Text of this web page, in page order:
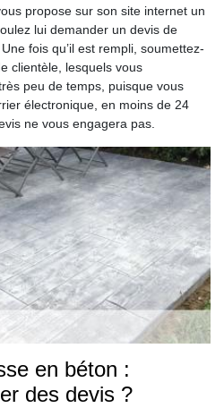
propose sur son site internet un
lui demander un devis de
fois qu’il est rempli, soumettez-
clientèle, lesquels vous
peu de temps, puisque vous
électronique, en moins de 24
ne vous engagera pas.
en béton :
des devis ?